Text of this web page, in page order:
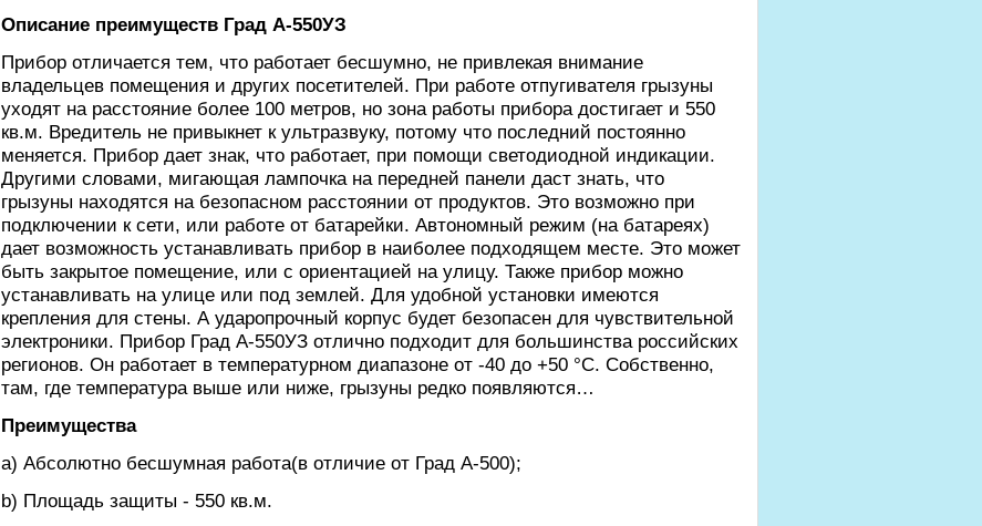
Описание преимуществ Град А-550УЗ
Прибор отличается тем, что работает бесшумно, не привлекая внимание
владельцев помещения и других посетителей. При работе отпугивателя грызуны
уходят на расстояние более 100 метров, но зона работы прибора достигает и 550
кв.м. Вредитель не привыкнет к ультразвуку, потому что последний постоянно
меняется. Прибор дает знак, что работает, при помощи светодиодной индикации.
Другими словами, мигающая лампочка на передней панели даст знать, что
грызуны находятся на безопасном расстоянии от продуктов. Это возможно при
подключении к сети, или работе от батарейки. Автономный режим (на батареях)
дает возможность устанавливать прибор в наиболее подходящем месте. Это может
быть закрытое помещение, или с ориентацией на улицу. Также прибор можно
устанавливать на улице или под землей. Для удобной установки имеются
крепления для стены. А ударопрочный корпус будет безопасен для чувствительной
электроники. Прибор Град А-550УЗ отлично подходит для большинства российских
регионов. Он работает в температурном диапазоне от -40 до +50 °C. Собственно,
там, где температура выше или ниже, грызуны редко появляются…
Преимущества
a) Абсолютно бесшумная работа(в отличие от Град А-500);
b) Площадь защиты - 550 кв.м.